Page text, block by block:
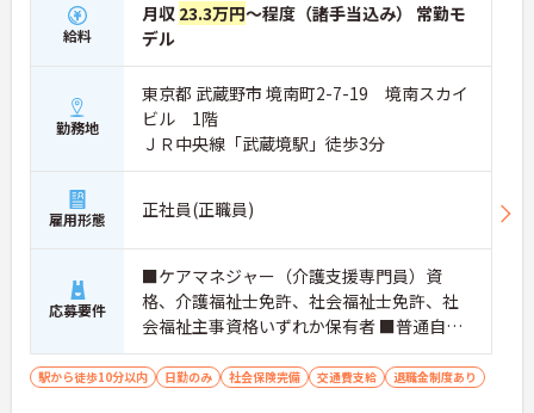
給料
月収 23.3万円～程度（諸手当込み） 常勤モ
デル
勤務地
東京都 武蔵野市 境南町2-7-19 境南スカイ
ビル 1階
ＪＲ中央線「武蔵境駅」徒歩3分
雇用形態 正社員(正職員)
応募要件
■ケアマネジャー（介護支援専門員）資
格、介護福祉士免許、社会福祉士免許、社
会福祉主事資格いずれか保有者 ■普通自動
車免許（AT限定可）
駅から徒歩10分以内 日勤のみ 社会保険完備 交通費支給 退職金制度あり